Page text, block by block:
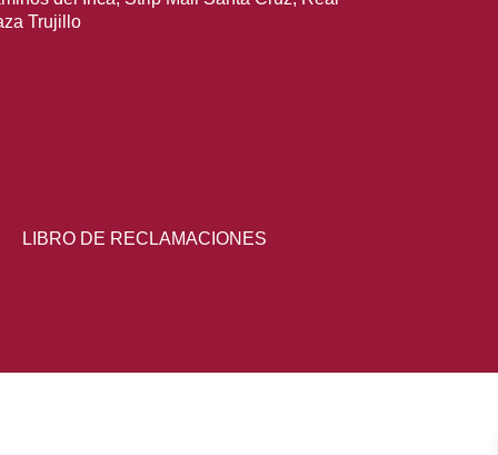
Trujillo
LIBRO DE RECLAMACIONES